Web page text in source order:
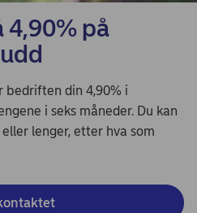
4,90% på
bedriften din 4,90% i
i seks måneder. Du kan
lenger, etter hva som